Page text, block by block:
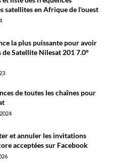
satellites en Afrique de l'ouest
la plus puissante pour avoir
de Satellite Nilesat 201 7.0°
de toutes les chaînes pour
et annuler les invitations
acceptées sur Facebook